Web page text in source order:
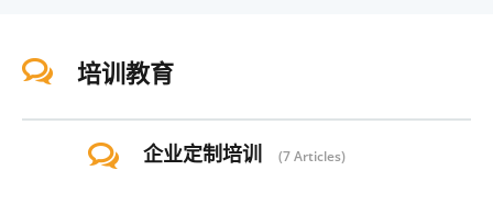
培训教育
企业定制培训 7 Articles